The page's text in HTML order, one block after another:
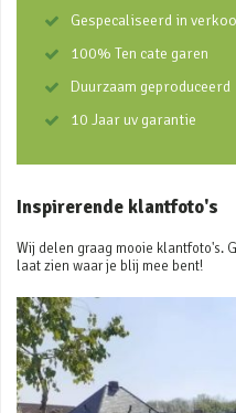
Gespecaliseerd in
100% Ten cate garen
Duurzaam geproduceerd
10 Jaar uv garantie
Inspirerende klantfoto's
Wij delen graag mooie klantfoto's.
laat zien waar je blij mee bent!